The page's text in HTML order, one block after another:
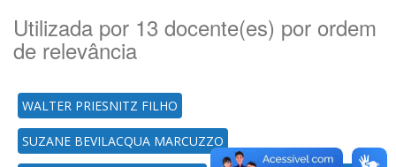
Utilizada por 13 docente(es) por ordem
de relevância
WALTER PRIESNITZ FILHO
SUZANE BEVILACQUA MARCUZZO